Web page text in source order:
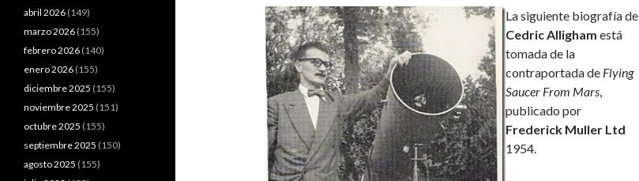
La siguiente biografía de
Cedric Alligham está
tomada de la
contraportada de Flying
Saucer From Mars,
publicado por
Frederick Muller Ltd
1954.
abril 2026 (149)
marzo 2026 (155)
febrero 2026 (140)
enero 2026 (155)
diciembre 2025 (155)
noviembre 2025 (151)
octubre 2025 (155)
septiembre 2025 (150)
agosto 2025 (155)